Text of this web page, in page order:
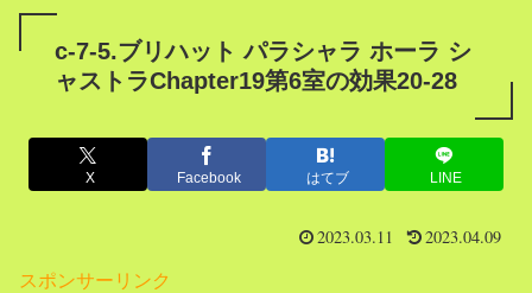
c-7-5.ブリハット パラシャラ ホーラ シ
ャストラChapter19第6室の効果20-28
X Facebook はてブ LINE
2023.03.11 2023.04.09
スポンサーリンク